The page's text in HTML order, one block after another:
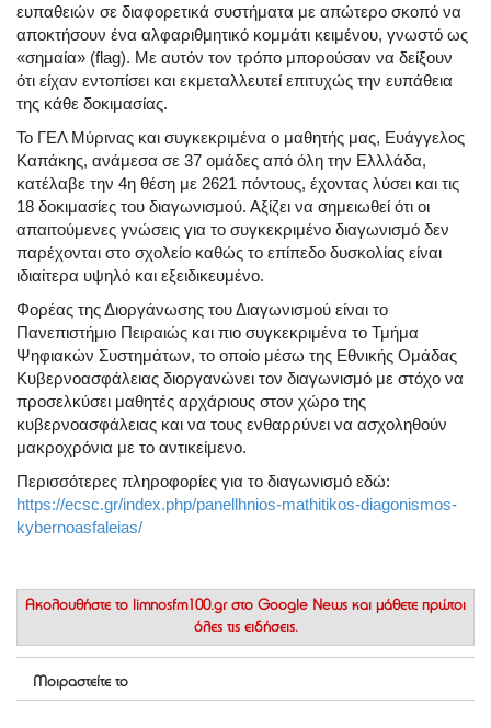
ευπαθειών σε διαφορετικά συστήματα με απώτερο σκοπό να
αποκτήσουν ένα αλφαριθμητικό κομμάτι κειμένου, γνωστό ως
«σημαία» (flag). Με αυτόν τον τρόπο μπορούσαν να δείξουν
ότι είχαν εντοπίσει και εκμεταλλευτεί επιτυχώς την ευπάθεια
της κάθε δοκιμασίας.
Το ΓΕΛ Μύρινας και συγκεκριμένα ο μαθητής μας, Ευάγγελος
Καπάκης, ανάμεσα σε 37 ομάδες από όλη την Ελλλάδα,
κατέλαβε την 4η θέση με 2621 πόντους, έχοντας λύσει και τις
18 δοκιμασίες του διαγωνισμού. Αξίζει να σημειωθεί ότι οι
απαιτούμενες γνώσεις για το συγκεκριμένο διαγωνισμό δεν
παρέχονται στο σχολείο καθώς το επίπεδο δυσκολίας είναι
ιδιαίτερα υψηλό και εξειδικευμένο.
Φορέας της Διοργάνωσης του Διαγωνισμού είναι το
Πανεπιστήμιο Πειραιώς και πιο συγκεκριμένα το Τμήμα
Ψηφιακών Συστημάτων, το οποίο μέσω της Εθνικής Ομάδας
Κυβερνοασφάλειας διοργανώνει τον διαγωνισμό με στόχο να
προσελκύσει μαθητές αρχάριους στον χώρο της
κυβερνοασφάλειας και να τους ενθαρρύνει να ασχοληθούν
μακροχρόνια με το αντικείμενο.
Περισσότερες πληροφορίες για το διαγωνισμό εδώ:
https://ecsc.gr/index.php/panellhnios-mathitikos-diagonismos-
kybernoasfaleias/
Ακολουθήστε το limnosfm100.gr στο Google News και μάθετε πρώτοι
όλες τις ειδήσεις.
Μοιραστείτε το